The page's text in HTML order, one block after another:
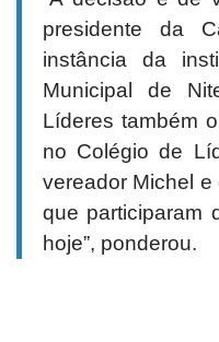
presidente da
instância da
Municipal de
Líderes também
no Colégio de
vereador Michel
que participaram
hoje”, ponderou.